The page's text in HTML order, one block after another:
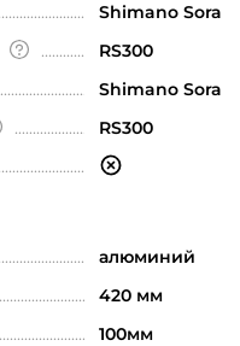
Shimano Sora
RS300
Shimano Sora
RS300
алюминий
420 мм
100мм